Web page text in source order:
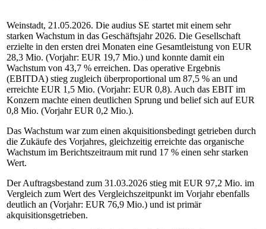
Weinstadt, 21.05.2026. Die audius SE startet mit einem sehr
starken Wachstum in das Geschäftsjahr 2026. Die Gesellschaft
erzielte in den ersten drei Monaten eine Gesamtleistung von EUR
28,3 Mio. (Vorjahr: EUR 19,7 Mio.) und konnte damit ein
Wachstum von 43,7 % erreichen. Das operative Ergebnis
(EBITDA) stieg zugleich überproportional um 87,5 % an und
erreichte EUR 1,5 Mio. (Vorjahr: EUR 0,8). Auch das EBIT im
Konzern machte einen deutlichen Sprung und belief sich auf EUR
0,8 Mio. (Vorjahr EUR 0,2 Mio.).
Das Wachstum war zum einen akquisitionsbedingt getrieben durch
die Zukäufe des Vorjahres, gleichzeitig erreichte das organische
Wachstum im Berichtszeitraum mit rund 17 % einen sehr starken
Wert.
Der Auftragsbestand zum 31.03.2026 stieg mit EUR 97,2 Mio. im
Vergleich zum Wert des Vergleichszeitpunkt im Vorjahr ebenfalls
deutlich an (Vorjahr: EUR 76,9 Mio.) und ist primär
akquisitionsgetrieben.